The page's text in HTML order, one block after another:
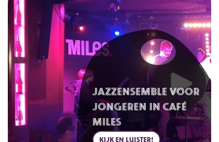
JAZZENSEMBLE VOOR
JONGEREN IN CAFÉ
MILES
KIJK EN LUISTER!